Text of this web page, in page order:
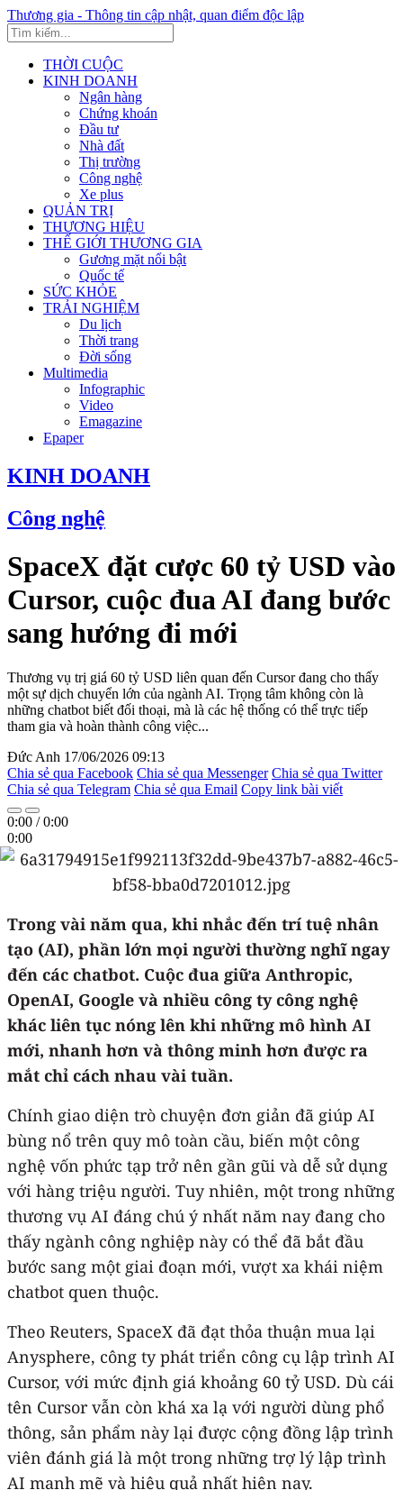
Thương gia - Thông tin cập nhật, quan điểm độc lập
THỜI CUỘC
KINH DOANH
Ngân hàng
Chứng khoán
Đầu tư
Nhà đất
Thị trường
Công nghệ
Xe plus
QUẢN TRỊ
THƯƠNG HIỆU
THẾ GIỚI THƯƠNG GIA
Gương mặt nổi bật
Quốc tế
SỨC KHỎE
TRẢI NGHIỆM
Du lịch
Thời trang
Đời sống
Multimedia
Infographic
Video
Emagazine
Epaper
KINH DOANH
Công nghệ
SpaceX đặt cược 60 tỷ USD vào
Cursor, cuộc đua AI đang bước
sang hướng đi mới
Thương vụ trị giá 60 tỷ USD liên quan đến Cursor đang cho thấy
một sự dịch chuyển lớn của ngành AI. Trọng tâm không còn là
những chatbot biết đối thoại, mà là các hệ thống có thể trực tiếp
tham gia và hoàn thành công việc...
Đức Anh 17/06/2026 09:13
Chia sẻ qua Facebook Chia sẻ qua Messenger Chia sẻ qua Twitter
Chia sẻ qua Telegram Chia sẻ qua Email Copy link bài viết
0:00 /0:00
0:00
Trong vài năm qua, khi nhắc đến trí tuệ nhân
tạo (AI), phần lớn mọi người thường nghĩ ngay
đến các chatbot. Cuộc đua giữa Anthropic,
OpenAI, Google và nhiều công ty công nghệ
khác liên tục nóng lên khi những mô hình AI
mới, nhanh hơn và thông minh hơn được ra
mắt chỉ cách nhau vài tuần.
Chính giao diện trò chuyện đơn giản đã giúp AI
bùng nổ trên quy mô toàn cầu, biến một công
nghệ vốn phức tạp trở nên gần gũi và dễ sử dụng
với hàng triệu người. Tuy nhiên, một trong những
thương vụ AI đáng chú ý nhất năm nay đang cho
thấy ngành công nghiệp này có thể đã bắt đầu
bước sang một giai đoạn mới, vượt xa khái niệm
chatbot quen thuộc.
Theo Reuters, SpaceX đã đạt thỏa thuận mua lại
Anysphere, công ty phát triển công cụ lập trình AI
Cursor, với mức định giá khoảng 60 tỷ USD. Dù cái
tên Cursor vẫn còn khá xa lạ với người dùng phổ
thông, sản phẩm này lại được cộng đồng lập trình
viên đánh giá là một trong những trợ lý lập trình
AI mạnh mẽ và hiệu quả nhất hiện nay.